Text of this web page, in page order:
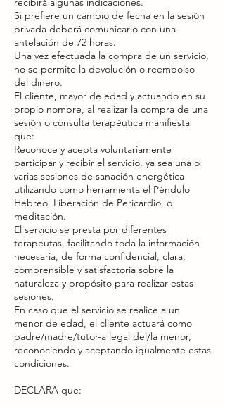
Si prefiere un cambio de fecha en la sesión
privada deberá comunicarlo con una
antelación de 72 horas.
Una vez efectuada la compra de un servicio,
no se permite la devolución o reembolso
del dinero.
El cliente, mayor de edad y actuando en su
propio nombre, al realizar la compra de una
sesión o consulta terapéutica manifiesta
que:
Reconoce y acepta voluntariamente
participar y recibir el servicio, ya sea una o
varias sesiones de sanación energética
utilizando como herramienta el Péndulo
Hebreo, Liberación de Pericardio, o
meditación.
El servicio se presta por diferentes
terapeutas, facilitando toda la información
necesaria, de forma confidencial, clara,
comprensible y satisfactoria sobre la
naturaleza y propósito para realizar estas
sesiones.
En caso que el servicio se realice a un
menor de edad, el cliente actuará como
padre/madre/tutor-a legal del/la menor,
reconociendo y aceptando igualmente estas
condiciones.
DECLARA que: